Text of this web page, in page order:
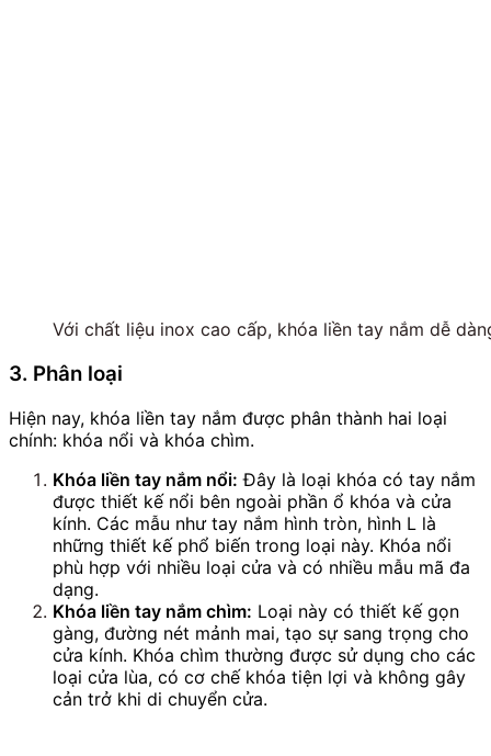
Với chất liệu inox cao cấp, khóa liền tay nắm dễ
3. Phân loại
Hiện nay, khóa liền tay nắm được phân thành hai loại
chính: khóa nổi và khóa chìm.
Khóa liền tay nắm nổi: Đây là loại khóa có tay nắm
được thiết kế nổi bên ngoài phần ổ khóa và cửa
kính. Các mẫu như tay nắm hình tròn, hình L là
những thiết kế phổ biến trong loại này. Khóa nổi
phù hợp với nhiều loại cửa và có nhiều mẫu mã đa
dạng.
Khóa liền tay nắm chìm: Loại này có thiết kế gọn
gàng, đường nét mảnh mai, tạo sự sang trọng cho
cửa kính. Khóa chìm thường được sử dụng cho các
loại cửa lùa, có cơ chế khóa tiện lợi và không gây
cản trở khi di chuyển cửa.